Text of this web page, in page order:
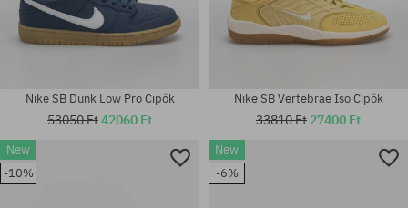
Elérhető méretek:
37.5; 38; 38.5; 39; 40; 40.5; 41;
Elérhető méretek:
Nike SB Dunk Low Pro Cipők
53050 Ft42060 Ft
Nike SB Vertebrae Iso Cipők
33810 Ft 27400 Ft
New
-10%
New
-6%